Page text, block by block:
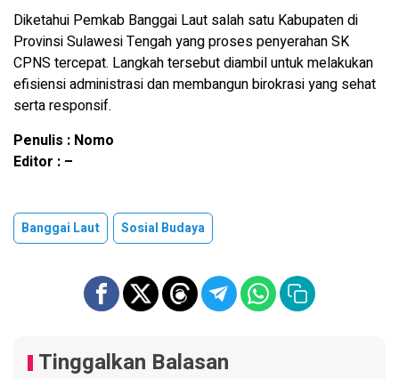
Diketahui Pemkab Banggai Laut salah satu Kabupaten di
Provinsi Sulawesi Tengah yang proses penyerahan SK
CPNS tercepat. Langkah tersebut diambil untuk melakukan
efisiensi administrasi dan membangun birokrasi yang sehat
serta responsif.
Penulis : Nomo
Editor : –
Banggai Laut Sosial Budaya
Tinggalkan Balasan